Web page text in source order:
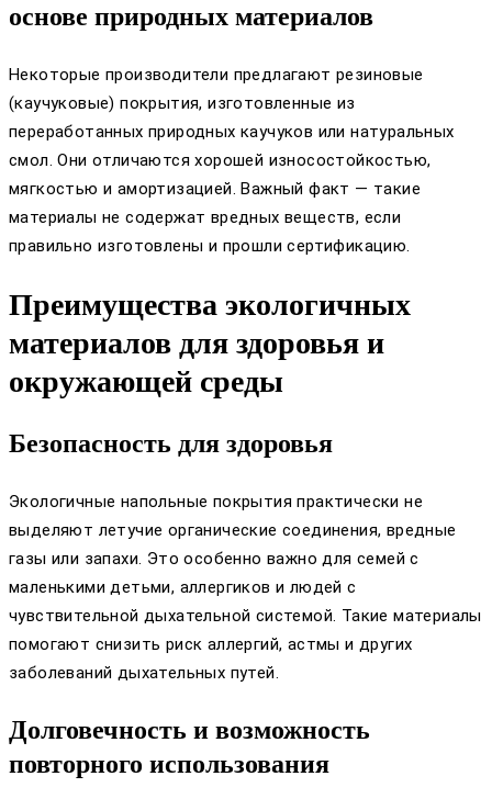
основе природных материалов
Некоторые производители предлагают резиновые
(каучуковые) покрытия, изготовленные из
переработанных природных каучуков или натуральных
смол. Они отличаются хорошей износостойкостью,
мягкостью и амортизацией. Важный факт — такие
материалы не содержат вредных веществ, если
правильно изготовлены и прошли сертификацию.
Преимущества экологичных
материалов для здоровья и
окружающей среды
Безопасность для здоровья
Экологичные напольные покрытия практически не
выделяют летучие органические соединения, вредные
газы или запахи. Это особенно важно для семей с
маленькими детьми, аллергиков и людей с
чувствительной дыхательной системой. Такие материалы
помогают снизить риск аллергий, астмы и других
заболеваний дыхательных путей.
Долговечность и возможность
повторного использования